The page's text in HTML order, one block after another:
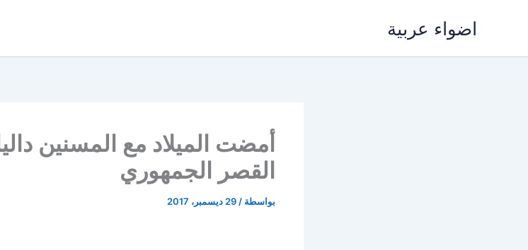
اضواء عربية
أمضت الميلاد مع المسنين
القصر الجمهوري
بواسطة / 29 ديسمبر، 2017